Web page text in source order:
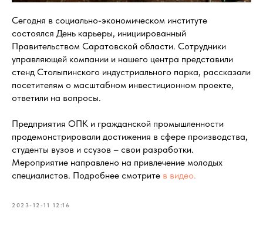
Сегодня в социально-экономическом институте
состоялся День карьеры, инициированный
Правительством Саратовской области. Сотрудники
управляющей компании и нашего центра представили
стенд Столыпинского индустриального парка, рассказали
посетителям о масштабном инвестиционном проекте,
ответили на вопросы.
Предприятия ОПК и гражданской промышленности
продемонстрировали достижения в сфере производства,
студенты вузов и ссузов – свои разработки.
Мероприятие направлено на привлечение молодых
специалистов. Подробнее смотрите в видео.
2023-12-11 12:16